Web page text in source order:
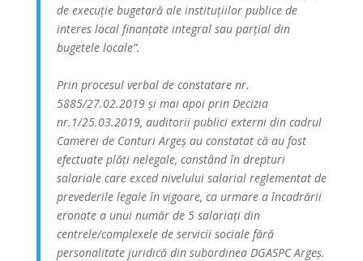
de execuție bugetară ale instituțiilor publice de
interes local finanțate integral sau parțial din
bugetele locale”.
Prin procesul verbal de constatare nr.
5885/27.02.2019 și mai apoi prin Decizia
nr.1/25.03.2019, auditorii publici externi din cadrul
Camerei de Conturi Argeș au constatat că au fost
efectuate plăți nelegale, constând în drepturi
salariale care exced nivelului salarial reglementat de
prevederile legale în vigoare, ca urmare a încadrării
eronate a unui număr de 5 salariați din
centrele/complexele de servicii sociale fără
personalitate juridică din subordinea DGASPC Argeș.